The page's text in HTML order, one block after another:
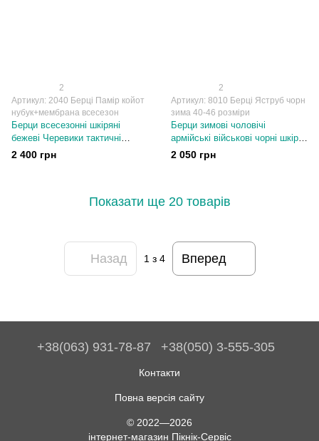
2
Артикул: 2040 Берці Памір койот
нубук+мембрана всесезон
Берци всесезонні шкіряні
бежеві Черевики тактичні
жіночі чоловічі
2 400 грн
2
Артикул: 8010 Берці Яструб чорн
зима 40-46 розміри
Берци зимові чоловічі
армійські військові чорні шкіра
високий протектор трактор 40
2 050 грн
Показати ще 20 товарів
Назад 1 з 4 Вперед
+38(063) 931-78-87 +38(050) 3-555-305
Контакти
Повна версія сайту
© 2022—2026
інтернет-магазин Пікнік-Сервіс